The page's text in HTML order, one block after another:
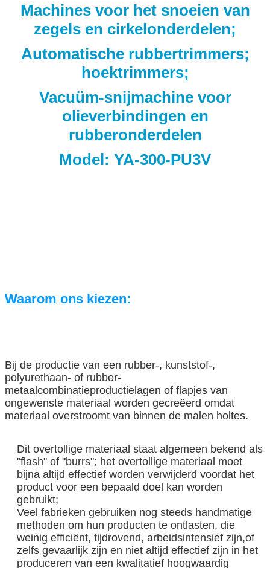
Machines voor het snoeien van
zegels en cirkelonderdelen;
Automatische rubbertrimmers;
hoektrimmers;
Vacuüm-snijmachine voor
olieverbindingen en
rubberonderdelen
Model: YA-300-PU3V
Waarom ons kiezen:
Bij de productie van een rubber-, kunststof-,
polyurethaan- of rubber-
metaalcombinatieproductielagen of flapjes van
ongewenste materiaal worden gecreëerd omdat
materiaal overstroomt van binnen de malen holtes.
Dit overtollige materiaal staat algemeen bekend als
"flash" of "burrs"; het overtollige materiaal moet
bijna altijd effectief worden verwijderd voordat het
product voor een bepaald doel kan worden
gebruikt;
Veel fabrieken gebruiken nog steeds handmatige
methoden om hun producten te ontlasten, die
weinig efficiënt, tijdrovend, arbeidsintensief zijn,of
zelfs gevaarlijk zijn en niet altijd effectief zijn in het
produceren van een kwalitatief hoogwaardig